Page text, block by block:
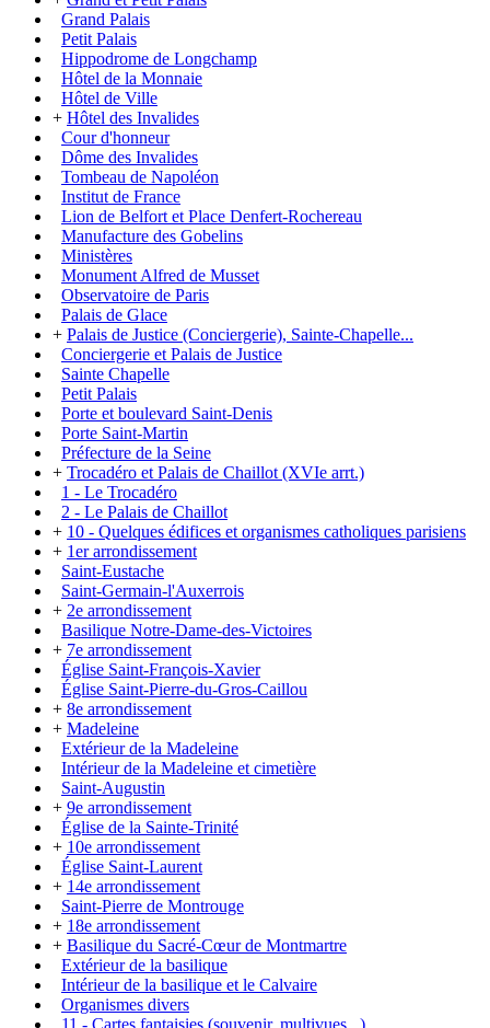
Grand Palais
Petit Palais
Hippodrome de Longchamp
Hôtel de la Monnaie
Hôtel de Ville
+ Hôtel des Invalides
Cour d'honneur
Dôme des Invalides
Tombeau de Napoléon
Institut de France
Lion de Belfort et Place Denfert-Rochereau
Manufacture des Gobelins
Ministères
Monument Alfred de Musset
Observatoire de Paris
Palais de Glace
+ Palais de Justice (Conciergerie), Sainte-Chapelle...
Conciergerie et Palais de Justice
Sainte Chapelle
Petit Palais
Porte et boulevard Saint-Denis
Porte Saint-Martin
Préfecture de la Seine
+ Trocadéro et Palais de Chaillot (XVIe arrt.)
1 - Le Trocadéro
2 - Le Palais de Chaillot
+ 10 - Quelques édifices et organismes catholiques parisiens
+ 1er arrondissement
Saint-Eustache
Saint-Germain-l'Auxerrois
+ 2e arrondissement
Basilique Notre-Dame-des-Victoires
+ 7e arrondissement
Église Saint-François-Xavier
Église Saint-Pierre-du-Gros-Caillou
+ 8e arrondissement
+ Madeleine
Extérieur de la Madeleine
Intérieur de la Madeleine et cimetière
Saint-Augustin
+ 9e arrondissement
Église de la Sainte-Trinité
+ 10e arrondissement
Église Saint-Laurent
+ 14e arrondissement
Saint-Pierre de Montrouge
+ 18e arrondissement
+ Basilique du Sacré-Cœur de Montmartre
Extérieur de la basilique
Intérieur de la basilique et le Calvaire
Organismes divers